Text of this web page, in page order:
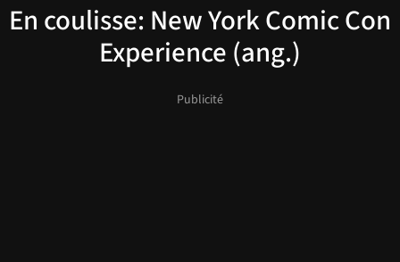
En coulisse: New York Comic Con
Experience (ang.)